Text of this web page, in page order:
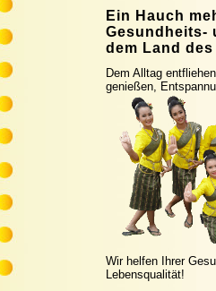
Ein Hauch
Gesundheits-
dem Land
Dem Alltag
genießen,
Wir helfen Ihrer
Lebensqualität!